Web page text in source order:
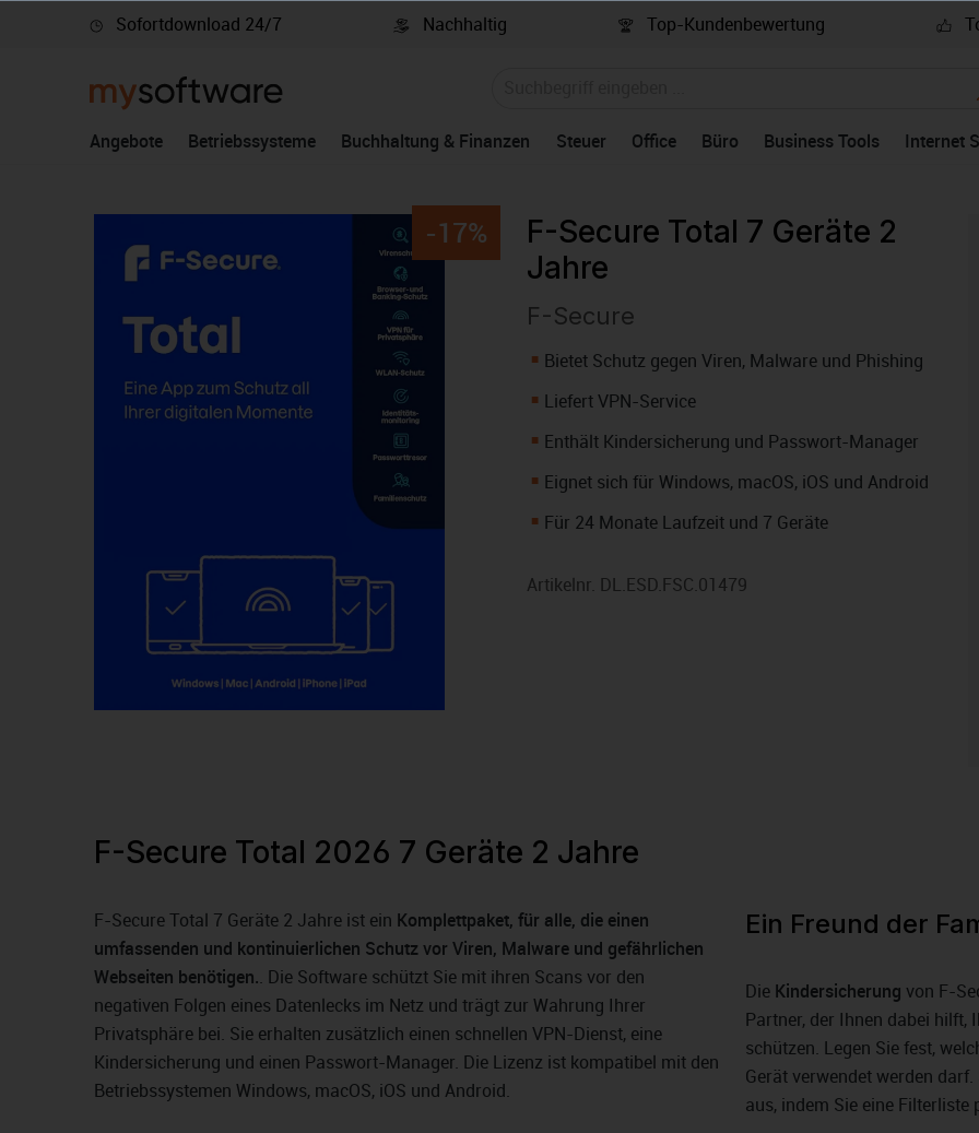
Zur Hauptnavigation springen
Sofortdownload 24/7 Nachhaltig Top-Kundenbewertung
Angebote Betriebssysteme Buchhaltung & Finanzen Steuer Office Büro Business Tools Internet
-17%
F-Secure Total 7 Geräte 2
Jahre
F-Secure
Bietet Schutz gegen Viren, Malware und Phishing
Liefert VPN-Service
Enthält Kindersicherung und Passwort-Manager
Eignet sich für Windows, macOS, iOS und Android
Für 24 Monate Laufzeit und 7 Geräte
Artikelnr. DL.ESD.FSC.01479
F-Secure Total 2026 7 Geräte 2 Jahre
F-Secure Total 7 Geräte 2 Jahre ist ein Komplettpaket, für alle, die einen
umfassenden und kontinuierlichen Schutz vor Viren, Malware und gefährlichen
Webseiten benötigen.. Die Software schützt Sie mit ihren Scans vor den
negativen Folgen eines Datenlecks im Netz und trägt zur Wahrung Ihrer
Privatsphäre bei. Sie erhalten zusätzlich einen schnellen VPN-Dienst, eine
Kindersicherung und einen Passwort-Manager. Die Lizenz ist kompatibel mit den
Betriebssystemen Windows, macOS, iOS und Android.
Ein Freund der
Die Kindersicherung von F-
Partner, der Ihnen dabei hilft,
schützen. Legen Sie fest,
Gerät verwendet werden
aus, indem Sie eine Filterliste